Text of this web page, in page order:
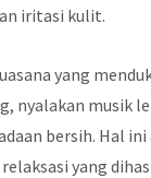
iritasi kulit.
yang
nyalakan musik
bersih. Hal
yang